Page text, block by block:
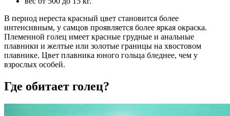
В период нереста красный цвет становится более
интенсивным, у самцов проявляется более яркая окраска.
Племенной голец имеет красные грудные и анальные
плавники и желтые или золотые границы на хвостовом
плавнике. Цвет плавника юного гольца бледнее, чем у
взрослых особей.
Где обитает голец?